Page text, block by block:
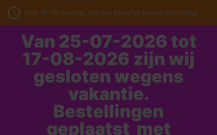
Voor 16:00 besteld, morgen bezorgd (indien voorradig)
Van 25-07-2026 tot
17-08-2026 zijn wij
gesloten wegens
vakantie.
Bestellingen
geplaatst met